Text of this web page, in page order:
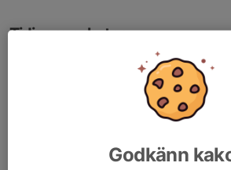
Tidigare nyheter
Det finns inga tidigare nyheter
Godkänn